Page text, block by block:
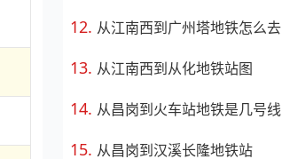
从江南西到广州塔地铁怎么去
从江南西到从化地铁站图
从昌岗到火车站地铁是几号线
从昌岗到汉溪长隆地铁站